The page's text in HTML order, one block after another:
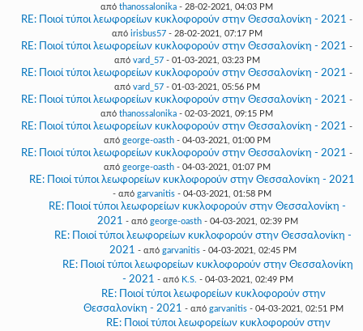
από thanossalonika - 28-02-2021, 04:03 PM
RE: Ποιοί τύποι λεωφορείων κυκλοφορούν στην Θεσσαλονίκη - 2021 -
από irisbus57- 28-02-2021, 07:17 PM
RE: Ποιοί τύποι λεωφορείων κυκλοφορούν στην Θεσσαλονίκη - 2021 -
από vard_57- 01-03-2021, 03:23 PM
RE: Ποιοί τύποι λεωφορείων κυκλοφορούν στην Θεσσαλονίκη - 2021 -
από vard_57- 01-03-2021, 05:56 PM
RE: Ποιοί τύποι λεωφορείων κυκλοφορούν στην Θεσσαλονίκη - 2021 -
από thanossalonika - 02-03-2021, 09:15 PM
RE: Ποιοί τύποι λεωφορείων κυκλοφορούν στην Θεσσαλονίκη - 2021 -
από george-oasth- 04-03-2021, 01:00 PM
RE: Ποιοί τύποι λεωφορείων κυκλοφορούν στην Θεσσαλονίκη - 2021 -
από george-oasth- 04-03-2021, 01:07 PM
RE: Ποιοί τύποι λεωφορείων κυκλοφορούν στην Θεσσαλονίκη - 2021
- από garvanitis - 04-03-2021, 01:58 PM
RE: Ποιοί τύποι λεωφορείων κυκλοφορούν στην Θεσσαλονίκη -
2021 - από george-oasth- 04-03-2021, 02:39 PM
RE: Ποιοί τύποι λεωφορείων κυκλοφορούν στην Θεσσαλονίκη -
2021 - από garvanitis- 04-03-2021, 02:45 PM
RE: Ποιοί τύποι λεωφορείων κυκλοφορούν στην Θεσσαλονίκη
- 2021 - από K.S. - 04-03-2021, 02:49 PM
RE: Ποιοί τύποι λεωφορείων κυκλοφορούν στην
Θεσσαλονίκη - 2021 - από garvanitis- 04-03-2021, 02:51 PM
RE: Ποιοί τύποι λεωφορείων κυκλοφορούν στην